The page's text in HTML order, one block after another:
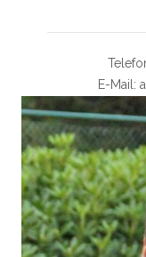
E-Mail: